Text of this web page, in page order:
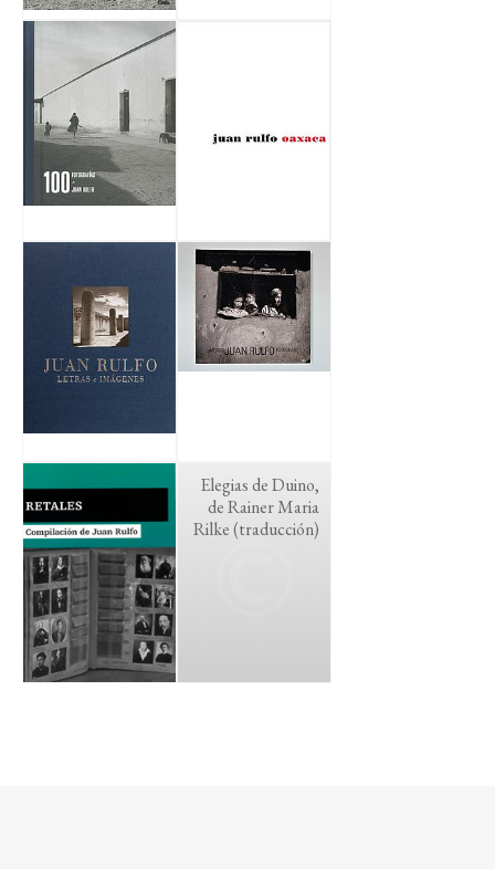
Elegias de Duino,
de Rainer Maria
Rilke (traducción)